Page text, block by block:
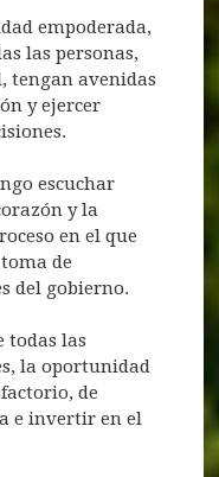
empoderada,
las personas,
tengan avenidas
y ejercer
escuchar
y la
en el que
de
del gobierno.
todas las
la oportunidad
de
e invertir en el